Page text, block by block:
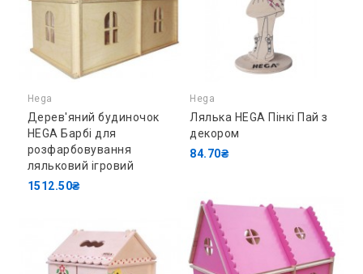
Hega
Дерев'яний будиночок
HEGA Барбі для
розфарбовування
ляльковий ігровий
1512.50₴
Hega
Лялька HEGA Пінкі Пай з
декором
84.70₴